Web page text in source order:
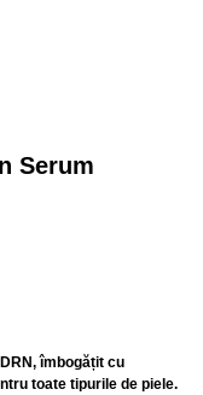
Serum
îmbogățit cu
toate tipurile de piele.